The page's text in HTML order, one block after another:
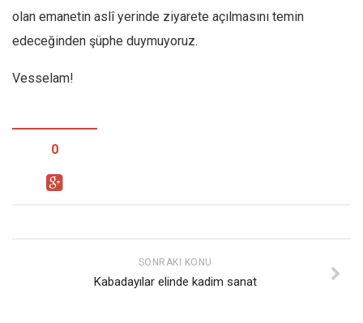
olan emanetin aslî yerinde ziyarete açılmasını temin
edeceğinden şüphe duymuyoruz.
Vesselam!
0
SONRAKI KONU
Kabadayılar elinde kadim sanat